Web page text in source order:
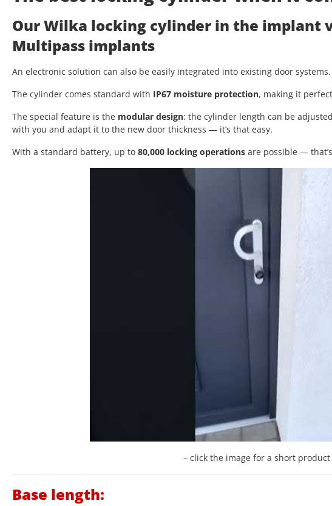
Our Wilka locking cylinder in the implant
Multipass implants
An electronic solution can also be easily integrated into existing door systems.
The cylinder comes standard with IP67 moisture protection, making it
The special feature is the modular design: the cylinder length can be
with you and adapt it to the new door thickness — it’s that easy.
With a standard battery, up to 80,000 locking operations are possible —
– click the image for a short product
Base length: